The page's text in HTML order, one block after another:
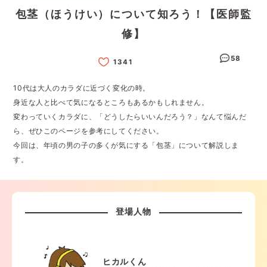
包茎（ほうけい）について知ろう！【医師監
修】
58
10代は大人のカラダに近づく変化の時。
身近な人と比べて気になるところもあるかもしれません。
変わっていくカラダに、「どうしたらいいんだろう？」なんて悩んだ
ら、ぜひこのページを参考にしてください。
今回は、年頃の男の子の多くが気にする「包茎」について解説しま
す。
登場人物
ヒカルくん